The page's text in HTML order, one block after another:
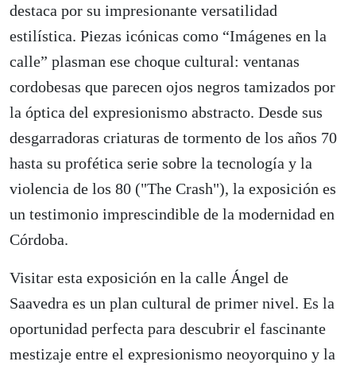
destaca por su impresionante versatilidad
estilística. Piezas icónicas como “Imágenes en la
calle” plasman ese choque cultural: ventanas
cordobesas que parecen ojos negros tamizados por
la óptica del expresionismo abstracto. Desde sus
desgarradoras criaturas de tormento de los años 70
hasta su profética serie sobre la tecnología y la
violencia de los 80 ("The Crash"), la exposición es
un testimonio imprescindible de la modernidad en
Córdoba.
Visitar esta exposición en la calle Ángel de
Saavedra es un plan cultural de primer nivel. Es la
oportunidad perfecta para descubrir el fascinante
mestizaje entre el expresionismo neoyorquino y la